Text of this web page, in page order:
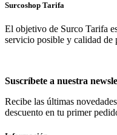
Surcoshop Tarifa
El objetivo de Surco Tarifa
servicio posible y calidad de
Suscríbete a nuestra
Recibe las últimas
descuento en tu primer